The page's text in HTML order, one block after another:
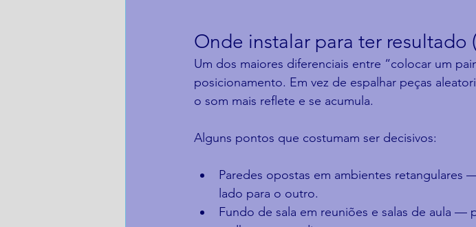
Onde instalar para ter resultado
Um dos maiores diferenciais entre “colocar um
posicionamento. Em vez de espalhar peças
o som mais reflete e se acumula.
Alguns pontos que costumam ser decisivos:
Paredes opostas em ambientes retangulares
lado para o outro.
Fundo de sala em reuniões e salas de aula —